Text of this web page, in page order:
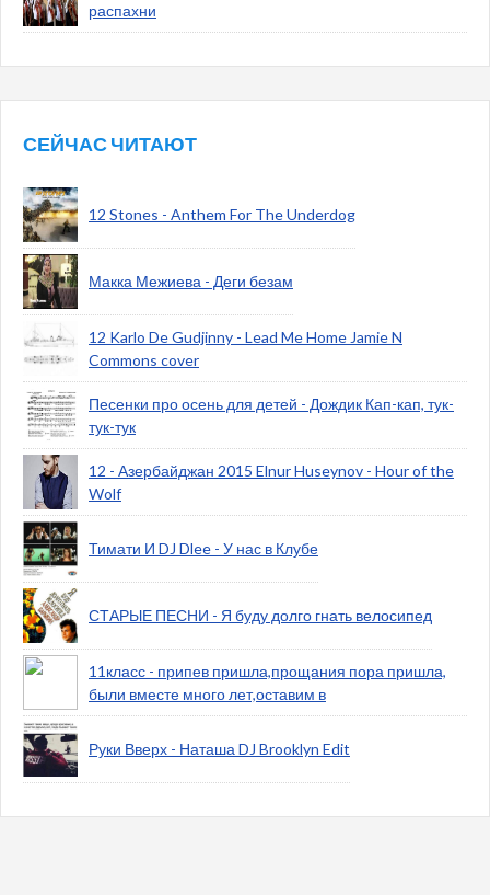
распахни
СЕЙЧАС ЧИТАЮТ
12 Stones - Anthem For The Underdog
Макка Межиева - Деги безам
12 Karlo De Gudjinny - Lead Me Home Jamie N
Commons cover
Песенки про осень для детей - Дождик Кап-кап, тук-
тук-тук
12 - Азербайджан 2015 Elnur Huseynov - Hour of the
Wolf
Тимати И DJ Dlee - У нас в Клубе
СТАРЫЕ ПЕСНИ - Я буду долго гнать велосипед
11класс - припев пришла,прощания пора пришла,
были вместе много лет,оставим в
Руки Вверх - Наташа DJ Brooklyn Edit